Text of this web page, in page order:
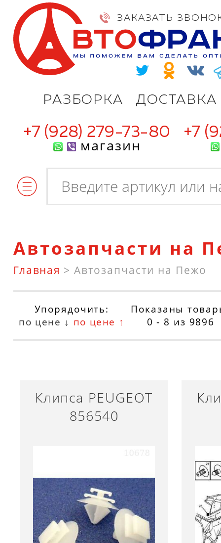
РАЗБОРКА ДОСТАВКА
ЗАКАЗАТЬ
+7 (928) 279-73-80
магазин
+7
Автозапчасти на
Главная > Автозапчасти на Пежо
Упорядочить:
по цене ↓ по цене ↑
Показаны
0 - 8 из 9896
Клипса PEUGEOT
856540